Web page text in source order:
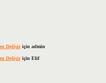
Değişiriçin admin
Değişiriçin Elif